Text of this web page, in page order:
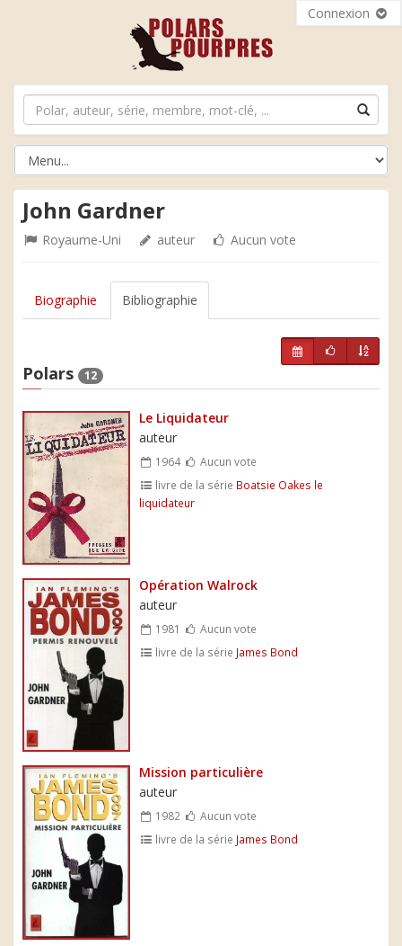
Connexion
John Gardner
Royaume-Uni auteur Aucun vote
Biographie Bibliographie
Polars 12
Le Liquidateur
auteur
1964
Aucun vote
livre de la série Boatsie Oakes le
liquidateur
Opération Walrock
auteur
1981
Aucun vote
livre de la série James Bond
Mission particulière
auteur
1982
Aucun vote
livre de la série James Bond